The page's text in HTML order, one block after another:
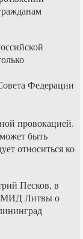
Федерации
провокацией.
быть
относиться ко
Песков, в
МИД Литвы о